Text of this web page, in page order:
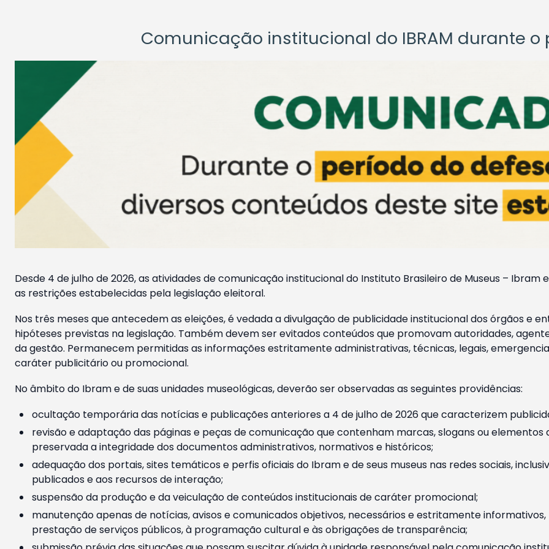
Comunicação institucional do IBRAM durante
Desde 4 de julho de 2026, as atividades de comunicação institucional do Instituto Brasileiro de Museus –
as restrições estabelecidas pela legislação eleitoral.
Nos três meses que antecedem as eleições, é vedada a divulgação de publicidade institucional dos órgãos e
hipóteses previstas na legislação. Também devem ser evitados conteúdos que promovam autoridades,
da gestão. Permanecem permitidas as informações estritamente administrativas, técnicas, legais,
caráter publicitário ou promocional.
No âmbito do Ibram e de suas unidades museológicas, deverão ser observadas as seguintes providências:
ocultação temporária das notícias e publicações anteriores a 4 de julho de 2026 que caracterizem
revisão e adaptação das páginas e peças de comunicação que contenham marcas, slogans ou elementos
preservada a integridade dos documentos administrativos, normativos e históricos;
adequação dos portais, sites temáticos e perfis oficiais do Ibram e de seus museus nas redes sociais,
publicados e aos recursos de interação;
suspensão da produção e da veiculação de conteúdos institucionais de caráter promocional;
manutenção apenas de notícias, avisos e comunicados objetivos, necessários e estritamente
prestação de serviços públicos, à programação cultural e às obrigações de transparência;